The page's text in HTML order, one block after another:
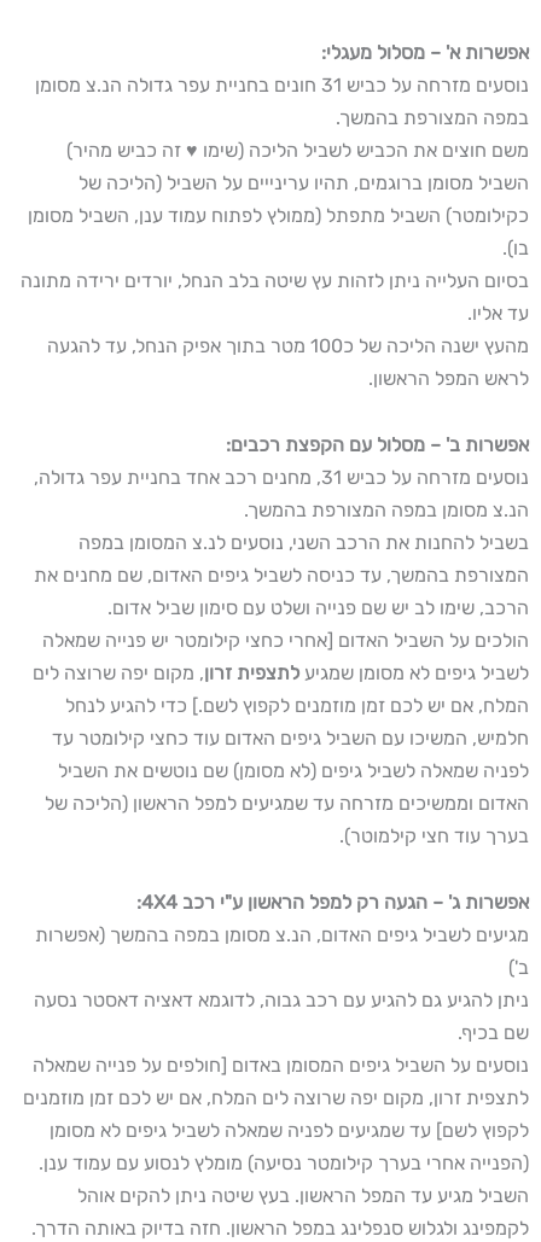
אפשרות א' – מסלול מעגלי:
נוסעים מזרחה על כביש 31 חונים בחניית עפר גדולה הנ.צ מסומן
במפה המצורפת בהמשך.
משם חוצים את הכביש לשביל הליכה (שימו ♥ זה כביש מהיר)
השביל מסומן ברוגמים, תהיו ערינייים על השביל (הליכה של
כקילומטר) השביל מתפתל (ממולץ לפתוח עמוד ענן, השביל מסומן
בו).
בסיום העלייה ניתן לזהות עץ שיטה בלב הנחל, יורדים ירידה מתונה
עד אליו.
מהעץ ישנה הליכה של כ100 מטר בתוך אפיק הנחל, עד להגעה
לראש המפל הראשון.
אפשרות ב' – מסלול עם הקפצת רכבים:
נוסעים מזרחה על כביש 31, מחנים רכב אחד בחניית עפר גדולה,
הנ.צ מסומן במפה המצורפת בהמשך.
בשביל להחנות את הרכב השני, נוסעים לנ.צ המסומן במפה
המצורפת בהמשך, עד כניסה לשביל גיפים האדום, שם מחנים את
הרכב, שימו לב יש שם פנייה ושלט עם סימון שביל אדום.
הולכים על השביל האדום [אחרי כחצי קילומטר יש פנייה שמאלה
לשביל גיפים לא מסומן שמגיע לתצפית זרון, מקום יפה שרוצה לים
המלח, אם יש לכם זמן מוזמנים לקפוץ לשם.] כדי להגיע לנחל
חלמיש, המשיכו עם השביל גיפים האדום עוד כחצי קילומטר עד
לפניה שמאלה לשביל גיפים (לא מסומן) שם נוטשים את השביל
האדום וממשיכים מזרחה עד שמגיעים למפל הראשון (הליכה של
בערך עוד חצי קילמוטר).
אפשרות ג' – הגעה רק למפל הראשון ע"י רכב 4X4:
מגיעים לשביל גיפים האדום, הנ.צ מסומן במפה בהמשך (אפשרות
ב')
ניתן להגיע גם להגיע עם רכב גבוה, לדוגמא דאציה דאסטר נסעה
שם בכיף.
נוסעים על השביל גיפים המסומן באדום [חולפים על פנייה שמאלה
לתצפית זרון, מקום יפה שרוצה לים המלח, אם יש לכם זמן מוזמנים
לקפוץ לשם] עד שמגיעים לפניה שמאלה לשביל גיפים לא מסומן
(הפנייה אחרי בערך קילומטר נסיעה) מומלץ לנסוע עם עמוד ענן.
השביל מגיע עד המפל הראשון. בעץ שיטה ניתן להקים אוהל
לקמפינג ולגלוש סנפלינג במפל הראשון. חזה בדיוק באותה הדרך.